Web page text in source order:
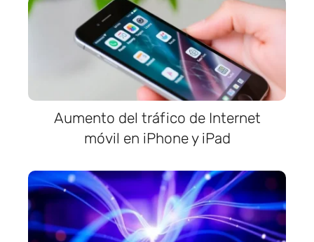
Aumento del tráfico de Internet
móvil en iPhone y iPad